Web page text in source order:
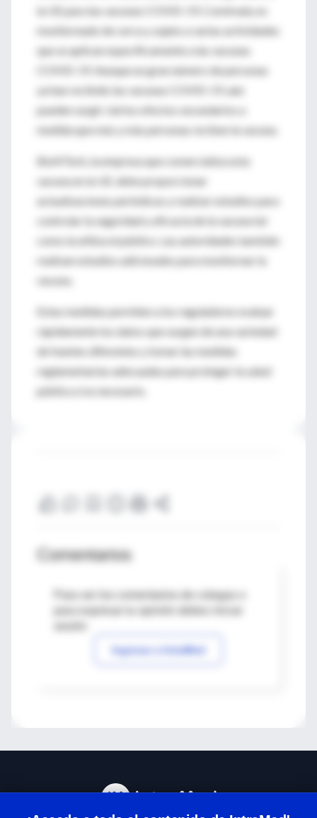
la UE para las vacunas COVID-19, Comirnaty es
monitoreado de cerca y sujeto a varias actividades
que se aplican específicamente a las vacunas
COVID-19. Aunque un gran número de personas
ya han recibido las vacunas COVID-19, aún
pueden surgir ciertos efectos secundarios a
medida que más y más personas reciben la vacuna.
BioNTech, la empresa que comercializa esta
vacuna en la UE, debe proporcionar
actualizaciones periódicas y realizar estudios para
controlar la seguridad y eficacia de la vacuna tal
como la utiliza el público. Las autoridades también
realizan estudios adicionales para monitorear la
vacuna.
Estas medidas permiten a los reguladores evaluar
rápidamente los datos que surgen de una variedad
de fuentes diferentes y tomar las medidas
reglamentarias adecuadas para proteger la salud
pública si es necesario.
Comentarios
Para ver los comentarios de colegas o
Ingresar a IntraMed